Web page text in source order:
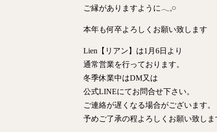
ご縁がありますように𓂃𓈒𓏸︎︎︎︎
本年も何卒よろしくお願い致します
Lien【リアン】は1月6日より
通常営業を行っております。
冬季休業中はDM又は
公式LINEにてお問合せ下さい。
ご連絡が遅くなる場合がございます。
予めご了承の程よろしくお願い致しま